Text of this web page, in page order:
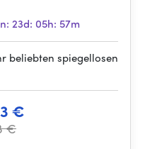
23d: 05h: 57m
beliebten spiegellosen
€
€